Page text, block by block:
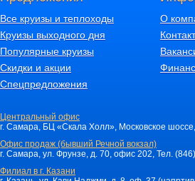
Все круизы и теплоходы
Круизы выходного дня
Популярные круизы
Скидки и акции
Спецпредложения
О
Центральный офис
г. Самара, БЦ «Скала Холл», Московское
Офис продаж (бывший Речной вокзал)
г. Самара, ул. Фрунзе, д. 70, офис 202, Тел.
Филиал в г. Казани